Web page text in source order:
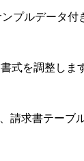
プルデータ
式を調整しま
請求書テーブ